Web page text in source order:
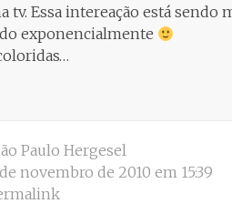
tv. Essa intereação está
exponencialmente
Paulo Hergesel
novembro de 2010 em 15:39